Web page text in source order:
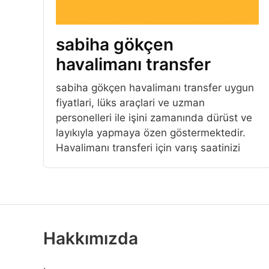
sabiha gökçen
havalimanı transfer
sabiha gökçen havalimanı transfer uygun
fiyatlari, lüks araçlari ve uzman
personelleri ile işini zamanında dürüst ve
layıkıyla yapmaya özen göstermektedir.
Havalimanı transferi için varış saatinizi
Hakkımızda